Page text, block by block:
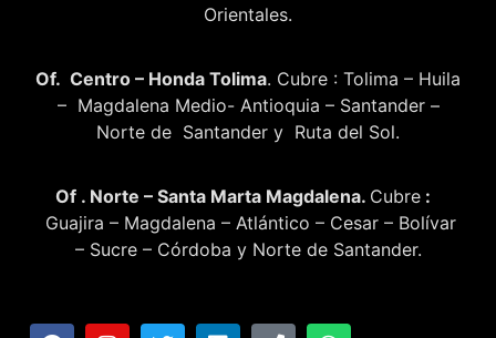
Orientales.
Of. Centro – Honda Tolima. Cubre : Tolima – Huila
– Magdalena Medio- Antioquia – Santander –
Norte de Santander y Ruta del Sol.
Of . Norte – Santa Marta Magdalena. Cubre :
Guajira – Magdalena – Atlántico – Cesar – Bolívar
– Sucre – Córdoba y Norte de Santander.